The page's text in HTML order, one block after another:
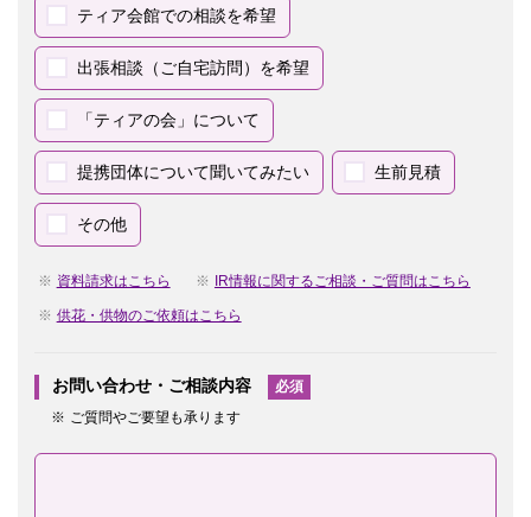
ティア会館での相談を希望
出張相談（ご自宅訪問）を希望
「ティアの会」について
提携団体について聞いてみたい 生前見積
その他
資料請求はこちら IR情報に関するご相談・ご質問はこちら
供花・供物のご依頼はこちら
お問い合わせ・ご相談内容
必須
ご質問やご要望も承ります